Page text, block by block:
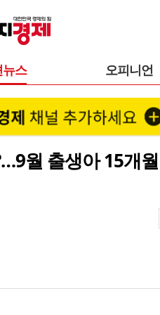
스 오피니언
월 출생아 15개